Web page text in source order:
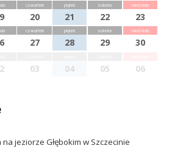
czwartek
20
piątek
21
sobota
22
niedziela
23
czwartek
27
piątek
28
sobota
29
niedziela
30
03 04 05 06
jeziorze Głębokim w Szczecinie